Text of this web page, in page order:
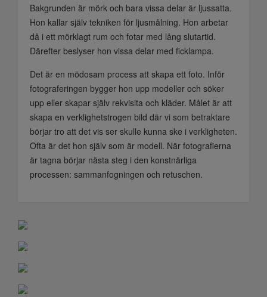
Bakgrunden är mörk och bara vissa delar är ljussatta.
Hon kallar själv tekniken för ljusmålning. Hon arbetar
då i ett mörklagt rum och fotar med lång slutartid.
Därefter beslyser hon vissa delar med ficklampa.
Det är en mödosam process att skapa ett foto. Inför
fotograferingen bygger hon upp modeller och söker
upp eller skapar själv rekvisita och kläder. Målet är att
skapa en verklighetstrogen bild där vi som betraktare
börjar tro att det vis ser skulle kunna ske i verkligheten.
Ofta är det hon själv som är modell. När fotografierna
är tagna börjar nästa steg i den konstnärliga
processen: sammanfogningen och retuschen.